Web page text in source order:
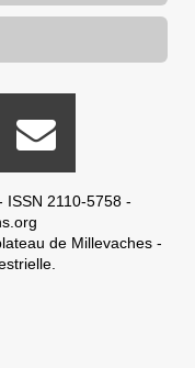
ISSN 2110-5758 -
de Millevaches -